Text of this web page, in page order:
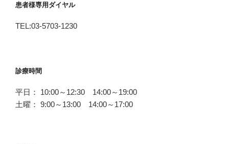
患者様専用ダイヤル
TEL:03-5703-1230
診療時間
平日： 10:00～12:30 14:00～19:00
土曜： 9:00～13:00 14:00～17:00